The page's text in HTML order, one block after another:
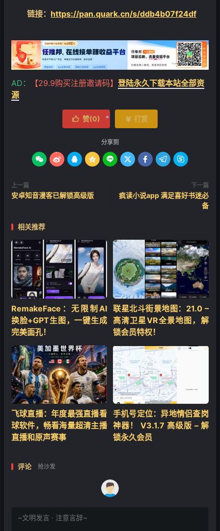
链接： https://pan.quark.cn/s/ddb4b07f24df
AD： 【29.9购买注册邀请码】 登陆永久下载本站全部资
源
 赞(0)  打赏
分享到
        
上一篇
安卓知音漫客已解锁高级版
下一篇
疯读小说app 满足喜好书迷必
备
相关推荐
RemakeFace：无限制AI
换脸+GPT生图，一键生成
完美面孔！
联星北斗街景地图：21.0 –
高清卫星VR全景地图，解
锁会员特权！
飞球直播：年度最强直播看
球软件，畅看海量超清主播
直播和原声赛事
手机号定位：异地情侣查岗
神器！ V3.1.7 高级版 – 解
锁永久会员
评论 抢沙发
❄